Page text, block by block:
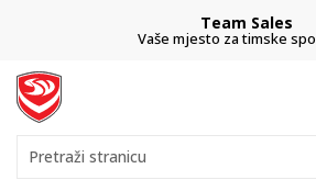
Team Sales
Vaše mjesto za timske
Pretraži stranicu